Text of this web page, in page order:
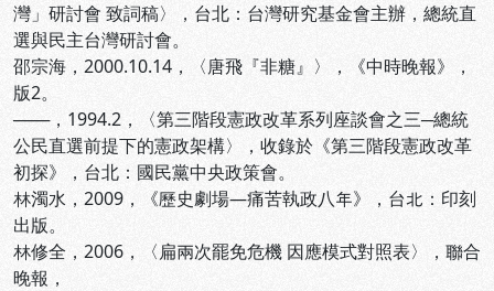
灣」研討會 致詞稿〉，台北：台灣研究基金會主辦，總統直
選與民主台灣研討會。
邵宗海，2000.10.14，〈唐飛『非糖』〉，《中時晚報》，
版2。
───，1994.2，〈第三階段憲政改革系列座談會之三─總統
公民直選前提下的憲政架構〉，收錄於《第三階段憲政改革
初探》，台北：國民黨中央政策會。
林濁水，2009，《歷史劇場—痛苦執政八年》，台北：印刻
出版。
林修全，2006，〈扁兩次罷免危機 因應模式對照表〉，聯合
晚報，